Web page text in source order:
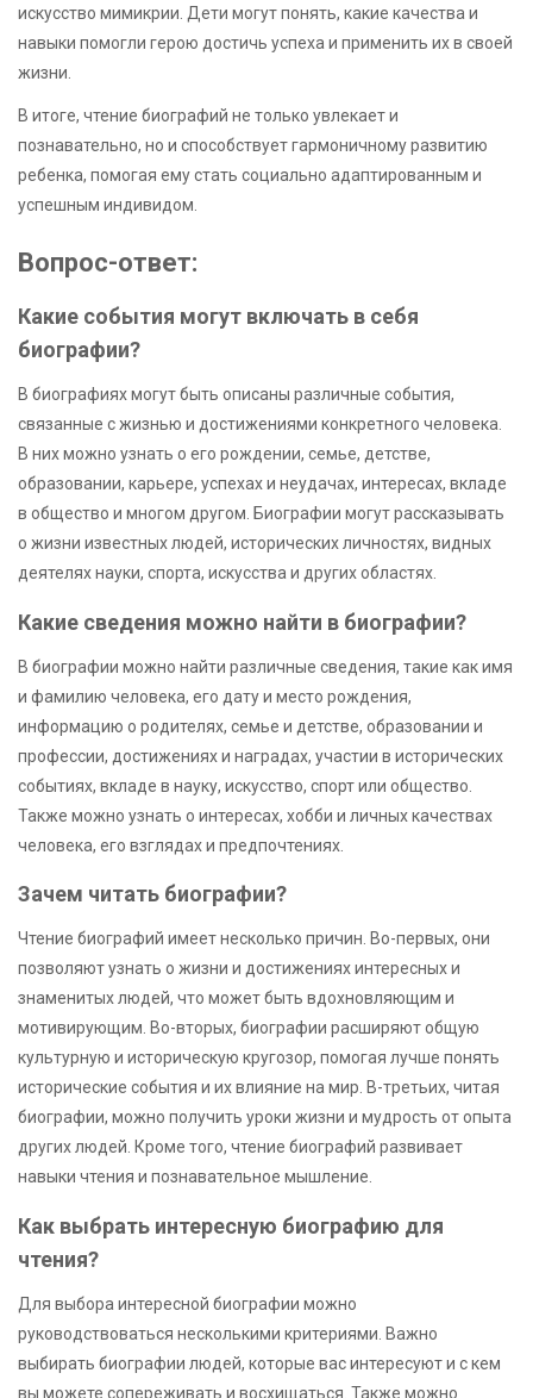
искусство мимикрии. Дети могут понять, какие качества и
навыки помогли герою достичь успеха и применить их в своей
жизни.
В итоге, чтение биографий не только увлекает и
познавательно, но и способствует гармоничному развитию
ребенка, помогая ему стать социально адаптированным и
успешным индивидом.
Вопрос-ответ:
Какие события могут включать в себя
биографии?
В биографиях могут быть описаны различные события,
связанные с жизнью и достижениями конкретного человека.
В них можно узнать о его рождении, семье, детстве,
образовании, карьере, успехах и неудачах, интересах, вкладе
в общество и многом другом. Биографии могут рассказывать
о жизни известных людей, исторических личностях, видных
деятелях науки, спорта, искусства и других областях.
Какие сведения можно найти в биографии?
В биографии можно найти различные сведения, такие как имя
и фамилию человека, его дату и место рождения,
информацию о родителях, семье и детстве, образовании и
профессии, достижениях и наградах, участии в исторических
событиях, вкладе в науку, искусство, спорт или общество.
Также можно узнать о интересах, хобби и личных качествах
человека, его взглядах и предпочтениях.
Зачем читать биографии?
Чтение биографий имеет несколько причин. Во-первых, они
позволяют узнать о жизни и достижениях интересных и
знаменитых людей, что может быть вдохновляющим и
мотивирующим. Во-вторых, биографии расширяют общую
культурную и историческую кругозор, помогая лучше понять
исторические события и их влияние на мир. В-третьих, читая
биографии, можно получить уроки жизни и мудрость от опыта
других людей. Кроме того, чтение биографий развивает
навыки чтения и познавательное мышление.
Как выбрать интересную биографию для
чтения?
Для выбора интересной биографии можно
руководствоваться несколькими критериями. Важно
выбирать биографии людей, которые вас интересуют и с кем
вы можете сопереживать и восхищаться. Также можно